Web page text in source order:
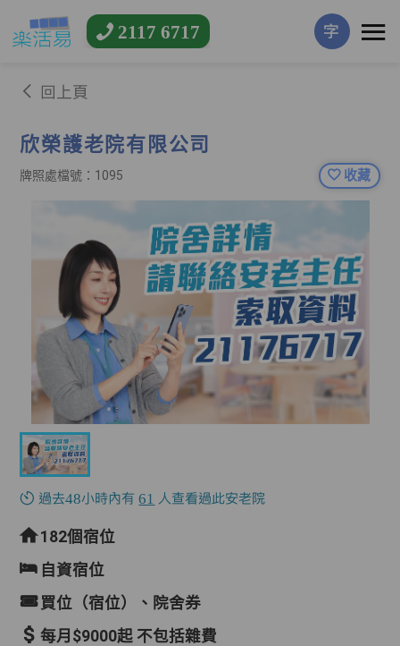
2117 6717 字
回上頁
欣榮護老院有限公司
牌照處檔號：1095 收藏
過去48小時內有61 人查看過此安老院
182個宿位
自資宿位
買位（宿位）、院舍券
每月$9000起 不包括雜費